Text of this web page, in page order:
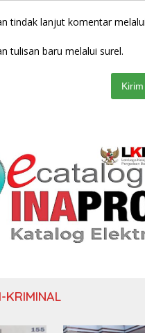
tindak lanjut komentar
tulisan baru melalui surel.
KRIMINAL